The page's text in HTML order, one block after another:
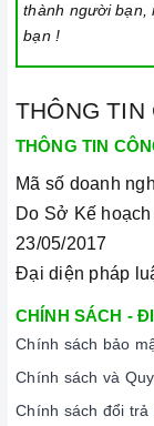
thành người bạn,
bạn !
THÔNG TIN
THÔNG TIN
Mã số doanh
Do Sở Kế
23/05/2017
Đại diện pháp
CHÍNH SÁCH -
Chính sách bảo
Chính sách và
Chính sách đổi trả